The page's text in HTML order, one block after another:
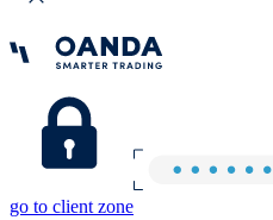
go to client zone